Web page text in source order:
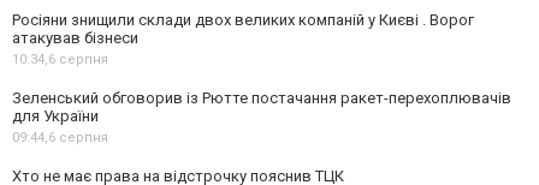
Росіяни знищили склади двох великих компаній у Києві . Ворог
атакував бізнеси
10:34,6 серпня
Зеленський обговорив із Рютте постачання ракет-перехоплювачів
для України
09:44,6 серпня
Хто не має права на відстрочку пояснив ТЦК